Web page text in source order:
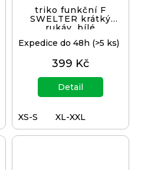
triko funkční F
SWELTER krátký
rukáv, bílé
Expedice do 48h (>5 ks)
399 Kč
Detail
XS-S XL-XXL